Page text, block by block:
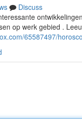
Discuss
op werk gebied .
65587497/